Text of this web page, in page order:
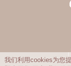
|
我们利用cookies为您